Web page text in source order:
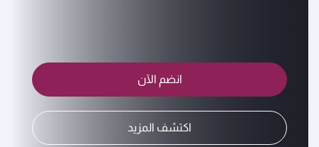
انضم الآن
اكتشف المزيد